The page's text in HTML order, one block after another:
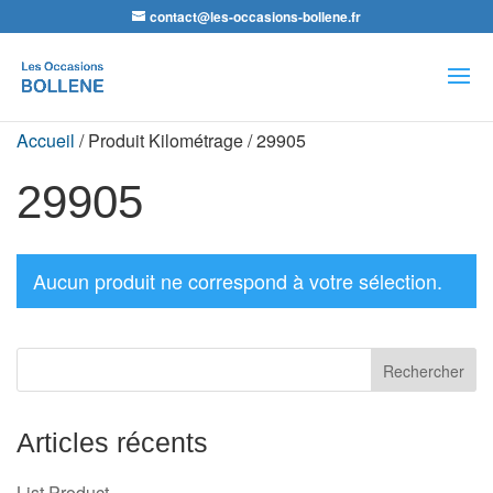
contact@les-occasions-bollene.fr
de
produits
Accueil / Produit Kilométrage / 29905
29905
Aucun produit ne correspond à votre sélection.
Articles récents